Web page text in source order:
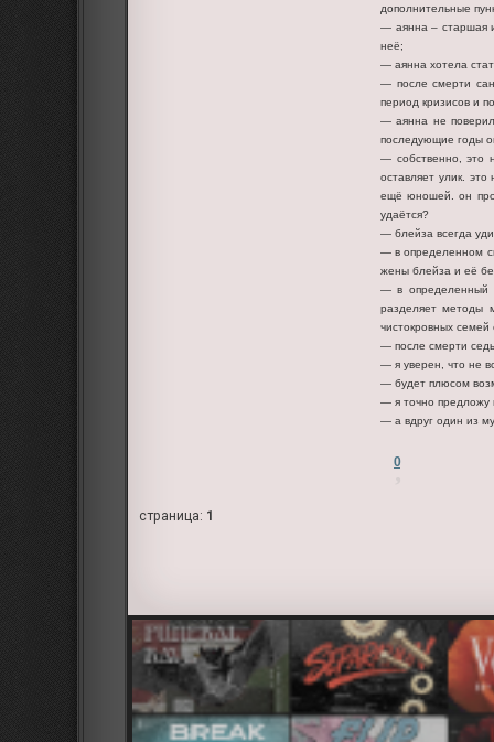
дополнительные
— аянна – старшая
неё;
— аянна хотела
— после смерти
период кризисов и
— аянна не
последующие годы
— собственно, это
оставляет улик.
ещё юношей. он
удаётся?
— блейза всегда
— в определенном
жены блейза и её
— в определенный
разделяет методы
чистокровных семей
— после смерти
— я уверен, что не
— будет плюсом
— я точно предложу
— а вдруг один из
0
страница: 1